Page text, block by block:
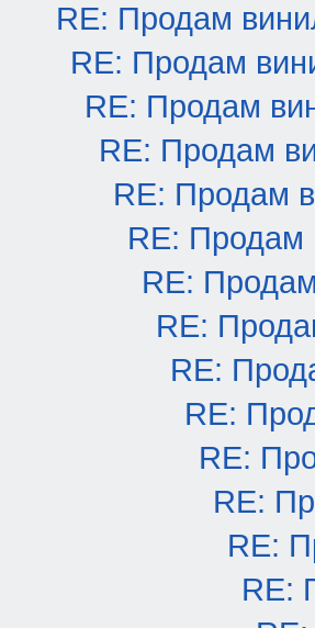
RE: Продам
RE: Продам
RE: Продам
RE: Продам
RE: Продам
RE: Продам
RE:
RE:
RE:
RE:
RE:
RE:
RE:
RE: